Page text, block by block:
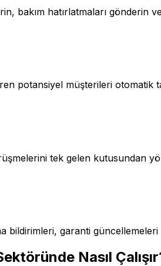
bakım hatırlatmaları
potansiyel müşterileri
tek gelen kutusundan
bildirimleri, garanti
Nasıl